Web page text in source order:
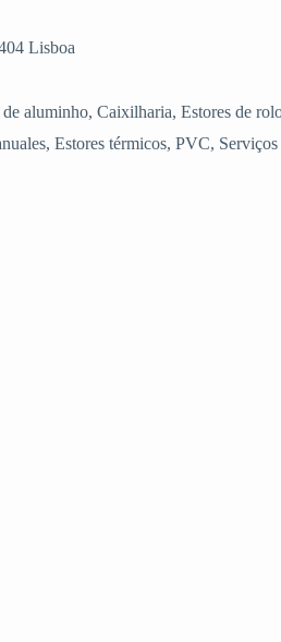
Lisboa
de aluminho, Caixilharia, Estores de
Estores térmicos, PVC,